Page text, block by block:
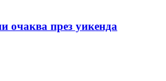
очаква през уикенда